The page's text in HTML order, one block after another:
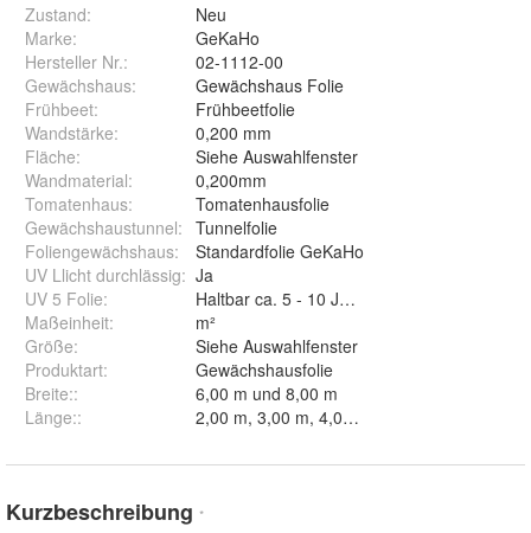
Zustand:
Neu
Marke:
GeKaHo
Hersteller Nr.:
02-1112-00
Gewächshaus:
Gewächshaus Folie
Frühbeet:
Frühbeetfolie
Wandstärke:
0,200 mm
Fläche:
Siehe Auswahlfenster
Wandmaterial:
0,200mm
Tomatenhaus:
Tomatenhausfolie
Gewächshaustunnel: Tunnelfolie
Foliengewächshaus:
Standardfolie GeKaHo
UV Llicht durchlässig: Ja
UV 5 Folie:
Haltbar ca. 5 - 10 Jahre
Maßeinheit:
m²
Größe:
Siehe Auswahlfenster
Produktart:
Gewächshausfolie
Breite::
6,00 m und 8,00 m
Länge:: 2,00 m, 3,00 m, 4,00 m, 5,00 m, 6,00 m,
Kurzbeschreibung *